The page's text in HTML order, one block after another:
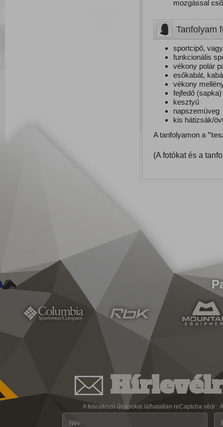
mozgással
Tanfolyam
sportcipő,
funkcionális
vékony polár
esőkabát,
vékony
fejfedő (sapka)
kesztyű
napszemüveg
kis hátizsák/
A tanfolyamon a
(A fotókat és a
A feliratkozó űrlapokat láthatatlan reCaptcha védi :